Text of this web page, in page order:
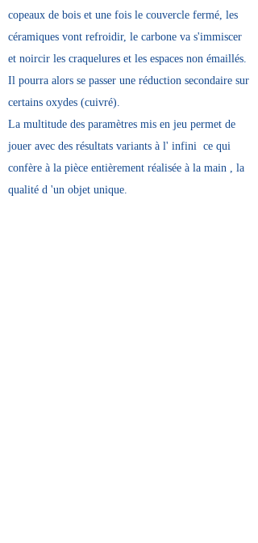
copeaux de bois et une fois le couvercle fermé, les
céramiques vont refroidir, le carbone va s'immiscer
et noircir les craquelures et les espaces non émaillés.
Il pourra alors se passer une réduction secondaire sur
certains oxydes (cuivré).
La multitude des paramètres mis en jeu permet de
jouer avec des résultats variants à l' infini ce qui
confère à la pièce entièrement réalisée à la main , la
qualité d 'un objet unique.